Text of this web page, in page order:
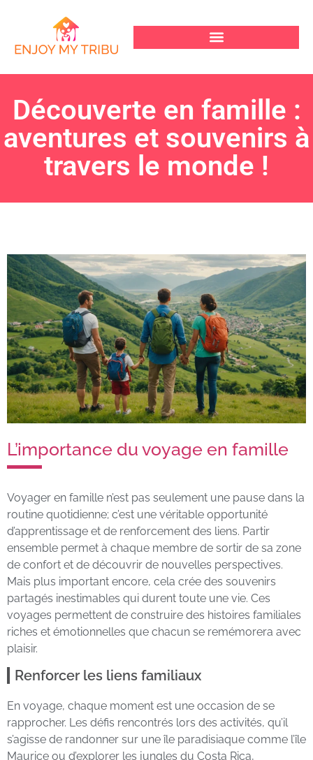
Découverte en famille :
aventures et souvenirs à
travers le monde !
L’importance du voyage en famille
Voyager en famille n’est pas seulement une pause dans la
routine quotidienne; c’est une véritable opportunité
d’apprentissage et de renforcement des liens. Partir
ensemble permet à chaque membre de sortir de sa zone
de confort et de découvrir de nouvelles perspectives.
Mais plus important encore, cela crée des souvenirs
partagés inestimables qui durent toute une vie. Ces
voyages permettent de construire des histoires familiales
riches et émotionnelles que chacun se remémorera avec
plaisir.
Renforcer les liens familiaux
En voyage, chaque moment est une occasion de se
rapprocher. Les défis rencontrés lors des activités, qu’il
s’agisse de randonner sur une île paradisiaque comme l’île
Maurice ou d’explorer les jungles du Costa Rica,